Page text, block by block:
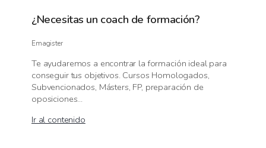
¿Necesitas un coach de formación?
Emagister
Te ayudaremos a encontrar la formación ideal para
conseguir tus objetivos. Cursos Homologados,
Subvencionados, Másters, FP, preparación de
oposiciones...
Ir al contenido